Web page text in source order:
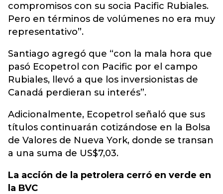
compromisos con su socia Pacific Rubiales.
Pero en términos de volúmenes no era muy
representativo”.
Santiago agregó que “con la mala hora que
pasó Ecopetrol con Pacific por el campo
Rubiales, llevó a que los inversionistas de
Canadá perdieran su interés”.
Adicionalmente, Ecopetrol señaló que sus
títulos continuarán cotizándose en la Bolsa
de Valores de Nueva York, donde se transan
a una suma de US$7,03.
La acción de la petrolera cerró en verde en
la BVC